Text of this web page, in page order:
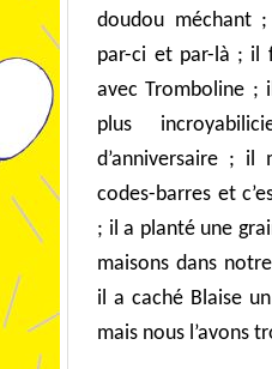
doudou méchant
par-ci et par-là ; il
avec Tromboline ;
plus
d’anniversaire ; il
codes-barres et
; il a planté une
maisons dans
il a caché Blaise
mais nous l’avons